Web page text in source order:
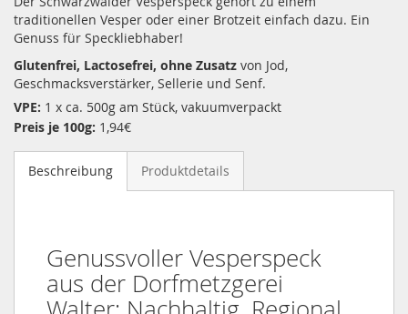
traditionellen Vesper oder einer Brotzeit einfach dazu. Ein
Genuss für Speckliebhaber!
Glutenfrei, Lactosefrei, ohne Zusatz von Jod,
Geschmacksverstärker, Sellerie und Senf.
VPE: 1 x ca. 500g am Stück, vakuumverpackt
Preis je 100g: 1,94€
Beschreibung Produktdetails
Genussvoller Vesperspeck
aus der Dorfmetzgerei